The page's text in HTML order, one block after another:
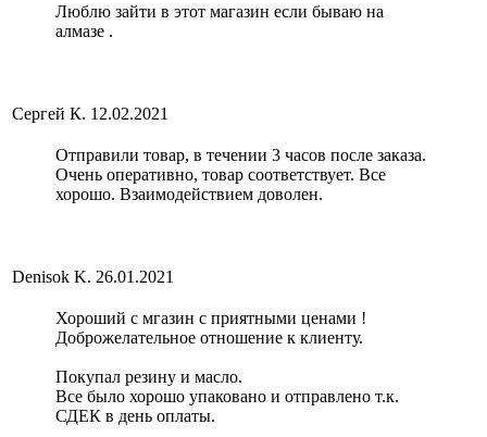
Люблю зайти в этот магазин если бываю на
алмазе .
Сергей К. 12.02.2021
Отправили товар, в течении 3 часов после заказа.
Очень оперативно, товар соответствует. Все
хорошо. Взаимодействием доволен.
Denisok K. 26.01.2021
Хороший с мгазин с приятными ценами !
Доброжелательное отношение к клиенту.
Покупал резину и масло.
Все было хорошо упаковано и отправлено т.к.
СДЕК в день оплаты.